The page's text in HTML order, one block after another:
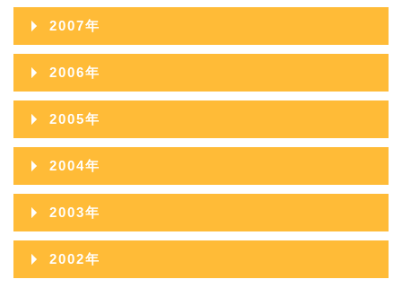
2016年02月
2016年01月
2015年03月
2015年02月
2015年01月
2014年03月
2014年02月
2014年01月
2013年06月
2013年05月
2013年03月
2013年02月
2013年01月
2012年07月
2012年06月
2012年05月
2012年03月
2012年02月
2012年01月
2011年08月
2011年07月
2011年06月
2011年05月
2011年03月
2011年02月
2010年09月
2010年08月
2010年07月
2010年06月
2010年05月
2010年03月
2009年11月
2009年10月
2009年09月
2009年08月
2009年07月
2009年06月
2009年05月
2008年12月
2008年11月
2008年10月
2008年09月
2008年08月
2008年07月
2008年06月
2008年05月
2007年
2007年12月
2007年11月
2007年10月
2007年09月
2007年08月
2007年07月
2006年
2006年12月
2006年11月
2006年10月
2006年09月
2006年08月
2005年
2005年12月
2005年11月
2005年10月
2005年09月
2004年
2004年12月
2004年11月
2004年10月
2003年
2003年12月
2002年